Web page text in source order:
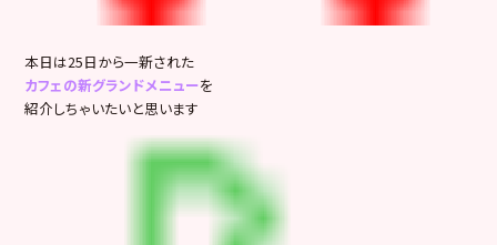
本日は25日から一新された
カフェの新グランドメニューを
紹介しちゃいたいと思います